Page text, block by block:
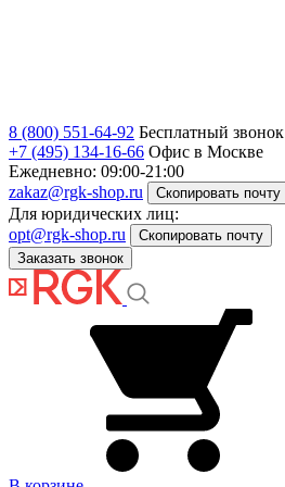
8 (800) 551-64-92 Бесплатный звонок
+7 (495) 134-16-66 Офис в Москве
Ежедневно: 09:00-21:00
zakaz@rgk-shop.ru
Скопировать почту
Для юридических лиц:
opt@rgk-shop.ru
Скопировать почту
Заказать звонок